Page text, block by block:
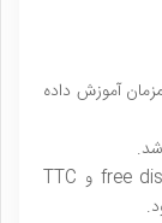
آموزش داده
در کانون کیدومون دوره‌های free discussion – IELTS و TTC